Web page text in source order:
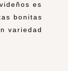
es
bonitas
variedad